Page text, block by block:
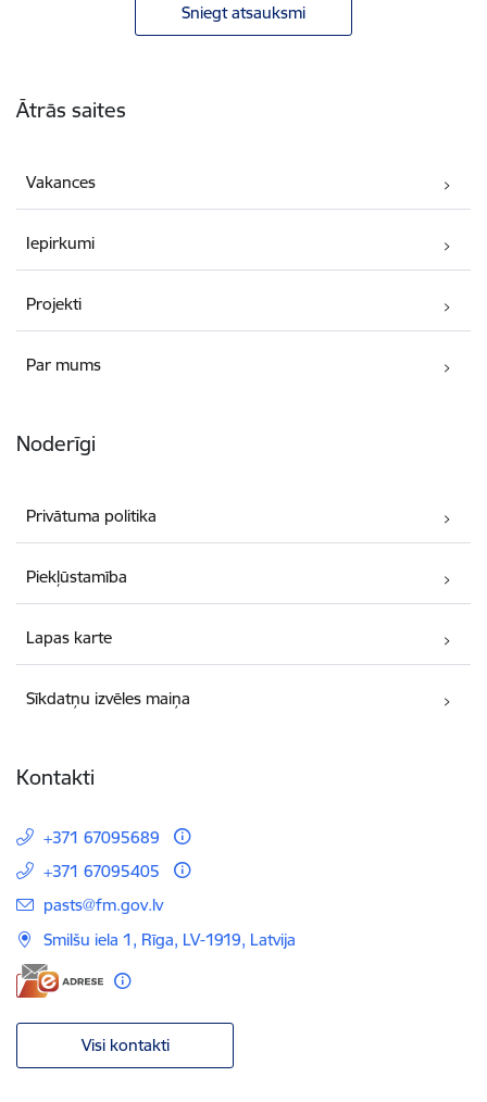
Sniegt atsauksmi
Ātrās saites
Vakances
Iepirkumi
Projekti
Par mums
Noderīgi
Privātuma politika
Piekļūstamība
Lapas karte
Sīkdatņu izvēles maiņa
Kontakti
+371 67095689
+371 67095405
E-pasts:
pasts@fm.gov.lv
Smilšu iela 1, Rīga, LV-1919, Latvija
Visi kontakti